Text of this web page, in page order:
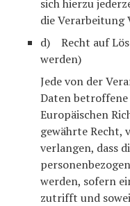
sich hierzu
die
d) Recht auf
werden)
Jede von der
Daten betroffene
Europäischen
gewährte Recht,
verlangen, dass
werden, sofern
zutrifft und